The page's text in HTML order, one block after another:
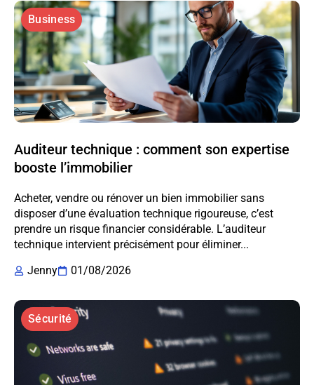
Business
Auditeur technique : comment son expertise
booste l’immobilier
Acheter, vendre ou rénover un bien immobilier sans
disposer d’une évaluation technique rigoureuse, c’est
prendre un risque financier considérable. L’auditeur
technique intervient précisément pour éliminer...
Jenny
01/08/2026
Sécurité